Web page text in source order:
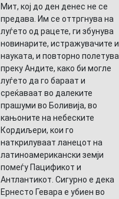
Мит, кој до ден денес не се
предава. Им се оттргнува на
луѓето од рацете, ги збунува
новинарите, истражувачите и
науката, и повторно полетува
преку Андите, како би могле
луѓето да го бараат и
среќаваат во далеките
прашуми во Боливија, во
кањоните на небеските
Кордиљери, кои го
наткрилуваат ланецот на
латиноамерикански земји
помеѓу Пацификот и
Антлантикот. Сигурно е дека
Ернесто Гевара е убиен во